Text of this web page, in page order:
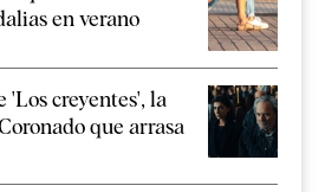
en verano
'Los creyentes', la
que arrasa